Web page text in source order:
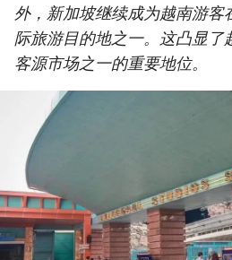
社会
环保
国际
旅游
外，新加坡继续成为越南游
际旅游目的地之一。这凸显
客源市场之一的重要地位。